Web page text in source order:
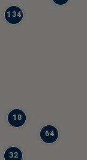
64
134
18
32